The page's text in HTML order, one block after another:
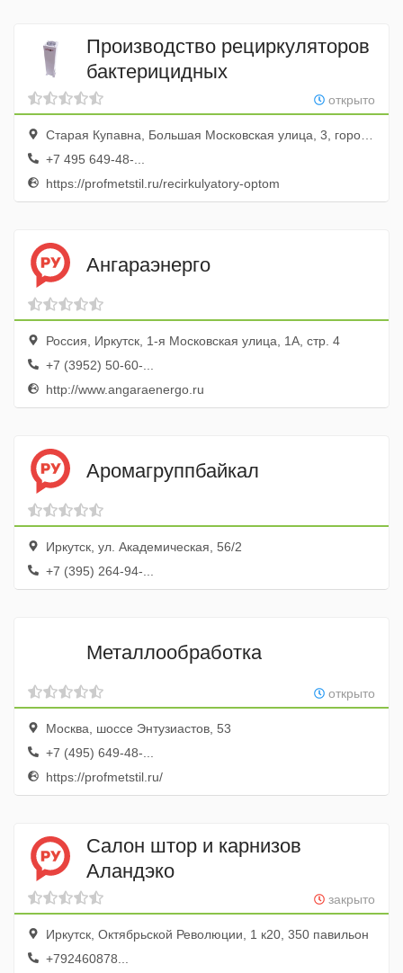
Производство рециркуляторов
бактерицидных
открыто
Старая Купавна, Большая Московская улица, 3, город Старая Купавна, Московская область, Россия
+7 495 649-48-...
https://profmetstil.ru/recirkulyatory-optom
Ангараэнерго
Россия, Иркутск, 1-я Московская улица, 1А, стр. 4
+7 (3952) 50-60-...
http://www.angaraenergo.ru
Аромагруппбайкал
Иркутск, ул. Академическая, 56/2
+7 (395) 264-94-...
Металлообработка
открыто
Москва, шоссе Энтузиастов, 53
+7 (495) 649-48-...
https://profmetstil.ru/
Салон штор и карнизов
Аландэко
закрыто
Иркутск, Октябрьской Революции, 1 к20, 350 павильон
+792460878...